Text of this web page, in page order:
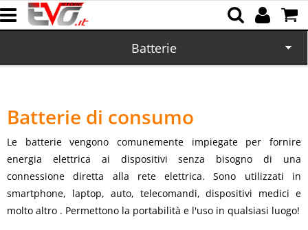
CD/DVD
Memorie
Batterie
Cartucce
Batterie di consumo
Le batterie vengono comunemente impiegate per fornire
energia elettrica ai dispositivi senza bisogno di una
connessione diretta alla rete elettrica. Sono utilizzati in
smartphone, laptop, auto, telecomandi, dispositivi medici e
molto altro . Permettono la portabilità e l'uso in qualsiasi luogo!